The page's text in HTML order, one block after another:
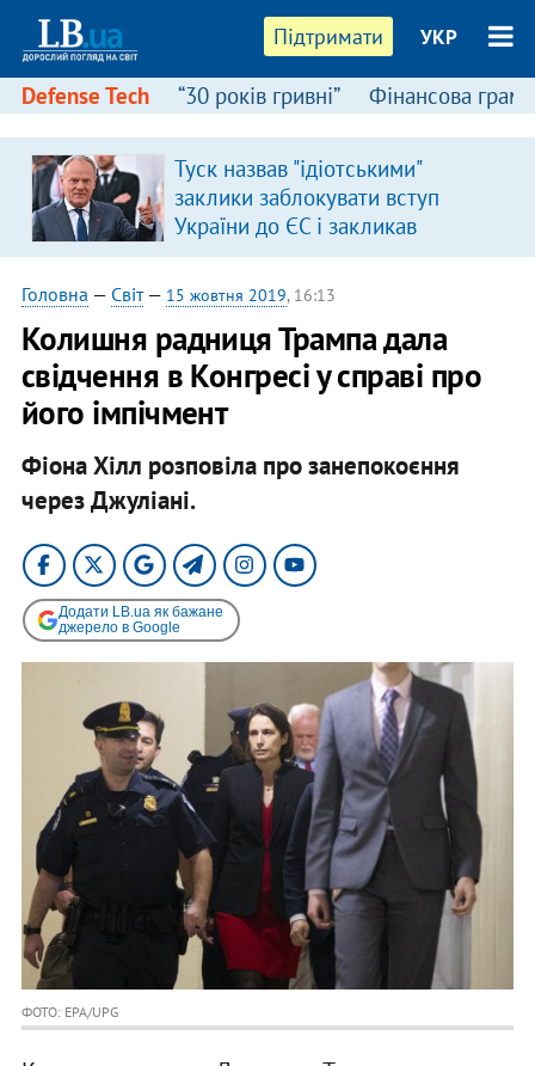
Підтримати УКР
Defense Tech “30 років гривні” Фінансова
Туск назвав "ідіотськими"
заклики заблокувати вступ
України до ЄС і закликав
припинити антиукраїнську
риторику
Головна — Світ— 15 жовтня 2019, 16:13
Колишня радниця Трампа дала
свідчення в Конгресі у справі про
його імпічмент
Фіона Хілл розповіла про занепокоєння
через Джуліані.
Додати LB.ua як бажане
джерело в Google
ФОТО: EPA/UPG